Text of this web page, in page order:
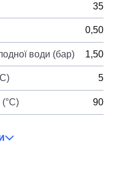
35
0,50
води (бар) 1,50
5
90